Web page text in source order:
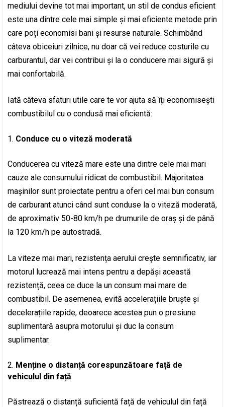
mediului devine tot mai important, un stil de condus eficient
este una dintre cele mai simple și mai eficiente metode prin
care poți economisi bani și resurse naturale. Schimbând
câteva obiceiuri zilnice, nu doar că vei reduce costurile cu
carburantul, dar vei contribui și la o conducere mai sigură și
mai confortabilă.
Iată câteva sfaturi utile care te vor ajuta să îți economisești
combustibilul cu o condusă mai eficientă:
Conduce cu o viteză moderată
Conducerea cu viteză mare este una dintre cele mai mari
cauze ale consumului ridicat de combustibil. Majoritatea
mașinilor sunt proiectate pentru a oferi cel mai bun consum
de carburant atunci când sunt conduse la o viteză moderată,
de aproximativ 50-80 km/h pe drumurile de oraș și de până
la 120 km/h pe autostradă.
La viteze mai mari, rezistența aerului crește semnificativ, iar
motorul lucrează mai intens pentru a depăși această
rezistență, ceea ce duce la un consum mai mare de
combustibil. De asemenea, evită accelerațiile bruște și
decelerațiile rapide, deoarece acestea pun o presiune
suplimentară asupra motorului și duc la consum
suplimentar.
Menține o distanță corespunzătoare față de
vehiculul din față
Păstrează o distanță suficientă față de vehiculul din față